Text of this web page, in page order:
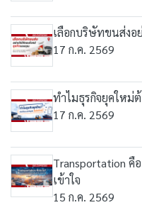
เลือกบริษัทขนส่งอ
17 ก.ค. 2569
ทำไมธุรกิจยุคใหม่
17 ก.ค. 2569
Transportation คื
เข้าใจ
15 ก.ค. 2569